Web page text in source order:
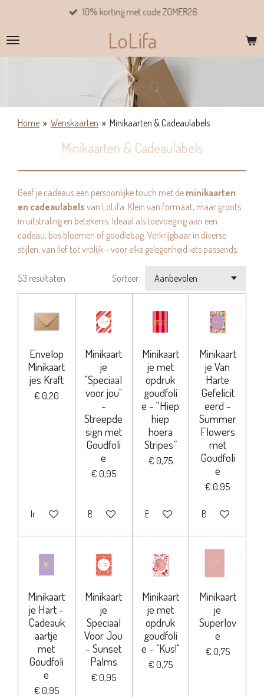
naar
de
LoLifa
10% korting met code ZOMER26
Home » Wenskaarten » Minikaarten & Cadeaulabels
Minikaarten & Cadeaulabels
Geef je cadeaus een persoonlijke touch met de minikaarten
en cadeaulabels van LoLifa. Klein van formaat, maar groots
in uitstraling en betekenis. Ideaal als toevoeging aan een
cadeau, bos bloemen of goodiebag. Verkrijgbaar in diverse
stijlen, van lief tot vrolijk – voor elke gelegenheid iets passends.
53 resultaten Sorteer:
Envelop
Minikaart
jes Kraft
€ 0,20
In winkelwagen
Minikaart
je
"Speciaal
voor jou"
-
Streepde
sign met
Goudfoli
e
€ 0,95
Bekijk details
Minikaart
je met
opdruk
goudfoli
e - “Hiep
hiep
hoera
Stripes”
€ 0,75
Bekijk details
Minikaart
je Van
Harte
Gefelicit
eerd -
Summer
Flowers
met
Goudfoli
e
€ 0,95
Bekijk details
Minikaart
je Hart -
Cadeauk
aartje
met
Goudfoli
e
€ 0,95
Minikaart
je
Speciaal
Voor Jou
- Sunset
Palms
€ 0,95
Minikaart
je met
opdruk
goudfoli
e - "Kus!"
€ 0,75
Minikaart
je
Superlov
e
€ 0,75